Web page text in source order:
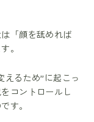
「顔を舐めれば
。
えるため”に起こっ
コントロールし
す。